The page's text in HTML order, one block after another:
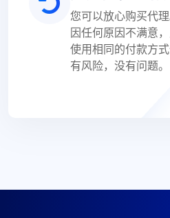
您可以放心购买代
因任何原因不满意
使用相同的付款方
有风险，没有问题。